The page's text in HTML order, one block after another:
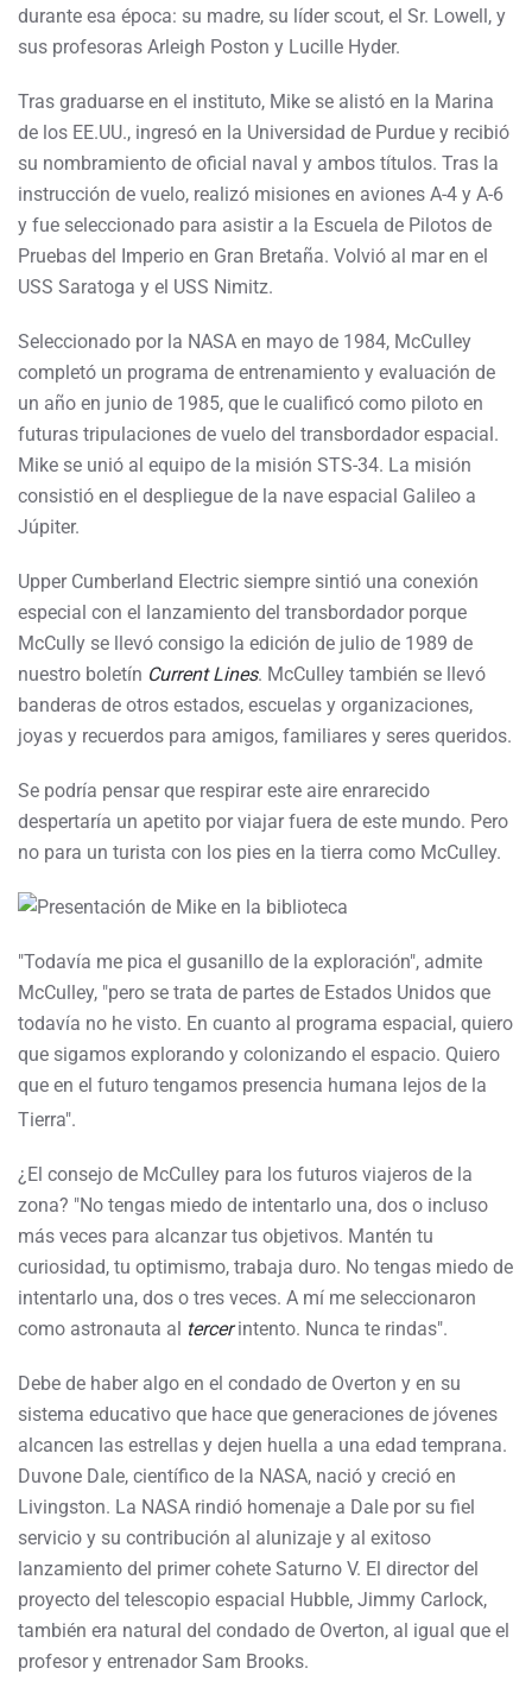
durante esa época: su madre, su líder scout, el Sr. Lowell, y
sus profesoras Arleigh Poston y Lucille Hyder.
Tras graduarse en el instituto, Mike se alistó en la Marina
de los EE.UU., ingresó en la Universidad de Purdue y recibió
su nombramiento de oficial naval y ambos títulos. Tras la
instrucción de vuelo, realizó misiones en aviones A-4 y A-6
y fue seleccionado para asistir a la Escuela de Pilotos de
Pruebas del Imperio en Gran Bretaña. Volvió al mar en el
USS Saratoga y el USS Nimitz.
Seleccionado por la NASA en mayo de 1984, McCulley
completó un programa de entrenamiento y evaluación de
un año en junio de 1985, que le cualificó como piloto en
futuras tripulaciones de vuelo del transbordador espacial.
Mike se unió al equipo de la misión STS-34. La misión
consistió en el despliegue de la nave espacial Galileo a
Júpiter.
Upper Cumberland Electric siempre sintió una conexión
especial con el lanzamiento del transbordador porque
McCully se llevó consigo la edición de julio de 1989 de
nuestro boletín Current Lines. McCulley también se llevó
banderas de otros estados, escuelas y organizaciones,
joyas y recuerdos para amigos, familiares y seres queridos.
Se podría pensar que respirar este aire enrarecido
despertaría un apetito por viajar fuera de este mundo. Pero
no para un turista con los pies en la tierra como McCulley.
"Todavía me pica el gusanillo de la exploración", admite
McCulley, "pero se trata de partes de Estados Unidos que
todavía no he visto. En cuanto al programa espacial, quiero
que sigamos explorando y colonizando el espacio. Quiero
que en el futuro tengamos presencia humana lejos de la
Tierra".
¿El consejo de McCulley para los futuros viajeros de la
zona? "No tengas miedo de intentarlo una, dos o incluso
más veces para alcanzar tus objetivos. Mantén tu
curiosidad, tu optimismo, trabaja duro. No tengas miedo de
intentarlo una, dos o tres veces. A mí me seleccionaron
como astronauta al tercerintento. Nunca te rindas".
Debe de haber algo en el condado de Overton y en su
sistema educativo que hace que generaciones de jóvenes
alcancen las estrellas y dejen huella a una edad temprana.
Duvone Dale, científico de la NASA, nació y creció en
Livingston. La NASA rindió homenaje a Dale por su fiel
servicio y su contribución al alunizaje y al exitoso
lanzamiento del primer cohete Saturno V. El director del
proyecto del telescopio espacial Hubble, Jimmy Carlock,
también era natural del condado de Overton, al igual que el
profesor y entrenador Sam Brooks.